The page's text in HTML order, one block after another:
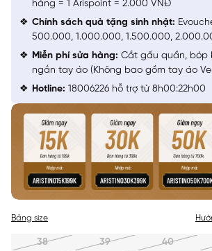
Bảng size
38 39 40
hàng = 1 Arispoint = 2.000 VNĐ
Chính sách quà tặng sinh nhật:
500.000, 1.000.000, 1.500.000,
Miễn phí sửa hàng: Cắt gấu quần, bóp
ngắn tay áo (Không bao gồm tay áo
Hotline: 18006226 hỗ trợ từ 8h00:22h00